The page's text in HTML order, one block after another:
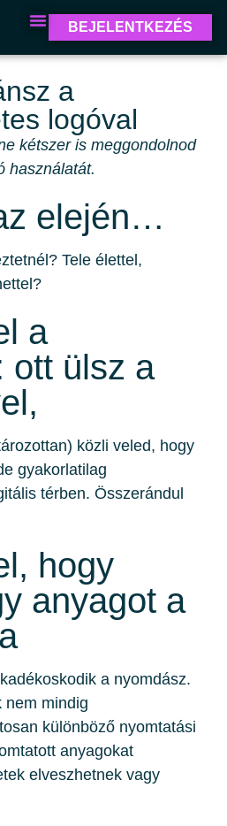
BEJELENTKEZÉS
a
logóval
kétszer is meggondolnod
használatát.
elején…
Tele élettel,
a
ott ülsz a
közli veled, hogy
gyakorlatilag
térben. Összerándul
hogy
anyagot a
a nyomdász.
nem mindig
különböző nyomtatási
anyagokat
elveszhetnek vagy